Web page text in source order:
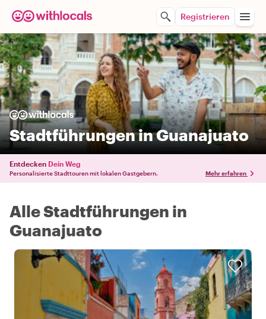
Registrieren
Stadtführungen in Guanajuato
Entdecken Dein Weg
Personalisierte Stadttouren mit lokalen Gastgebern. Mehr erfahren
Alle Stadtführungen in
Guanajuato